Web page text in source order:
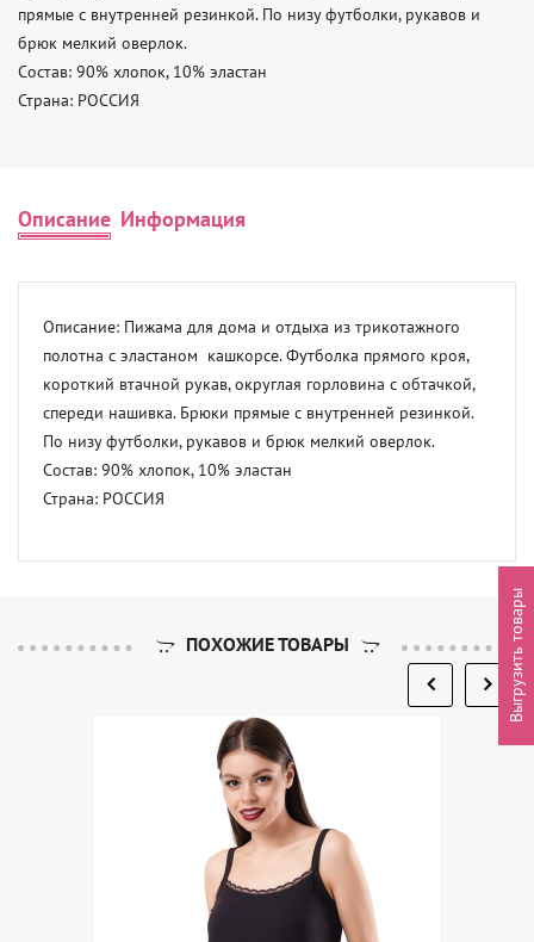
прямые с внутренней резинкой. По низу футболки, рукавов и
брюк мелкий оверлок.
Состав: 90% хлопок, 10% эластан
Страна: РОССИЯ
Описание Информация
Описание: Пижама для дома и отдыха из трикотажного
полотна с эластаном  кашкорсе. Футболка прямого кроя,
короткий втачной рукав, округлая горловина с обтачкой,
спереди нашивка. Брюки прямые с внутренней резинкой.
По низу футболки, рукавов и брюк мелкий оверлок.
Состав: 90% хлопок, 10% эластан
Страна: РОССИЯ
ПОХОЖИЕ ТОВАРЫ Выгрузить товары